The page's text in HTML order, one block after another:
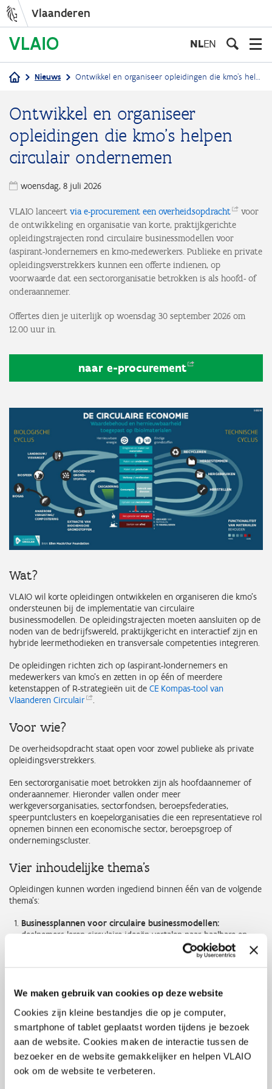
We maken gebruik van cookies op deze website
Cookies zijn kleine bestandjes die op je computer,
smartphone of tablet geplaatst worden tijdens je bezoek
aan de website. Cookies maken de interactie tussen de
bezoeker en de website gemakkelijker en helpen VLAIO
ook om de website te verbeteren.
inhoud
Vlaanderen
NLEN
Nieuws Ontwikkel en organiseer opleidingen die kmo's helpen circulair ondernemen
Ontwikkel en organiseer
opleidingen die kmo's helpen
circulair ondernemen
woensdag, 8 juli 2026
VLAIO lanceert via e-procurement een overheidsopdracht
voor
de ontwikkeling en organisatie van korte, praktijkgerichte
opleidingstrajecten rond circulaire businessmodellen voor
(aspirant-)ondernemers en kmo-medewerkers. Publieke en private
opleidingsverstrekkers kunnen een offerte indienen, op
voorwaarde dat een sectororganisatie betrokken is als hoofd- of
onderaannemer.
Offertes dien je uiterlijk op woensdag 30 september 2026 om
12.00 uur in.
naar e-procurement
Wat?
VLAIO wil korte opleidingen ontwikkelen en organiseren die kmo's
ondersteunen bij de implementatie van circulaire
businessmodellen. De opleidingstrajecten moeten aansluiten op de
noden van de bedrijfswereld, praktijkgericht en interactief zijn en
hybride leermethodieken en transversale competenties integreren.
De opleidingen richten zich op (aspirant-)ondernemers en
medewerkers van kmo's en zetten in op één of meerdere
ketenstappen of R-strategieën uit de CE Kompas-tool van
Vlaanderen Circulair .
Voor wie?
De overheidsopdracht staat open voor zowel publieke als private
opleidingsverstrekkers.
Een sectororganisatie moet betrokken zijn als hoofdaannemer of
onderaannemer. Hieronder vallen onder meer
werkgeversorganisaties, sectorfondsen, beroepsfederaties,
speerpuntclusters en koepelorganisaties die een representatieve rol
opnemen binnen een economische sector, beroepsgroep of
ondernemingscluster.
Vier inhoudelijke thema's
Opleidingen kunnen worden ingediend binnen één van de volgende
thema's:
Businessplannen voor circulaire businessmodellen:
deelnemers leren circulaire ideeën vertalen naar haalbare en
schaalbare businesscases, inclusief financiële onderbouwing en
ontwikkeling van servicegerichte businessmodellen die inzetten
Alternatieve vormen van eigenaarschap en samenwerking:
opleidingen focussen op nieuwe bedrijfsmodellen zoals
product-as-a-service, gedeeld eigenaarschap, platformmodellen
en coöperatieve samenwerkingen.
Logistieke en operationele processen voor circulaire
businessmodellen:opleidingen behandelen onder meer reverse